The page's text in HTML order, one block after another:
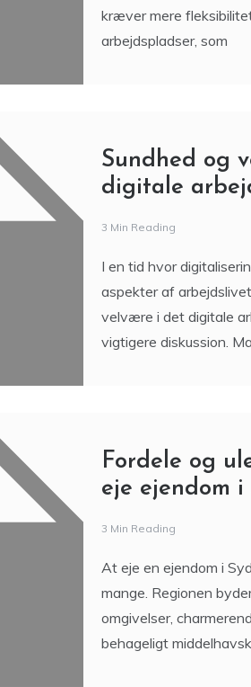
kræver mere
arbejdspladser, som
Sundhed og
digitale
3 Min Reading
I en tid hvor
aspekter af
velvære i det digitale
vigtigere diskussion.
Fordele og
eje ejendom
3 Min Reading
At eje en ejendom i
mange. Regionen
omgivelser,
behageligt